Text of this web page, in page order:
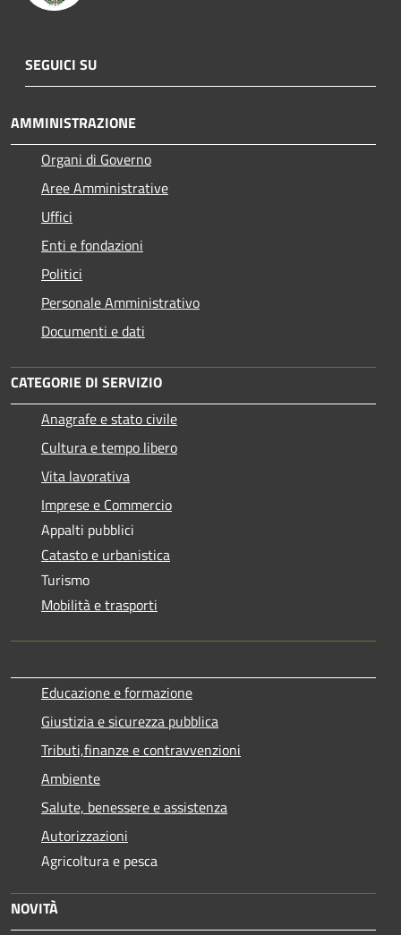
SEGUICI SU
AMMINISTRAZIONE
Organi di Governo
Aree Amministrative
Uffici
Enti e fondazioni
Politici
Personale Amministrativo
Documenti e dati
CATEGORIE DI SERVIZIO
Anagrafe e stato civile
Cultura e tempo libero
Vita lavorativa
Imprese e Commercio
Appalti pubblici
Catasto e urbanistica
Turismo
Mobilità e trasporti
Educazione e formazione
Giustizia e sicurezza pubblica
Tributi,finanze e contravvenzioni
Ambiente
Salute, benessere e assistenza
Autorizzazioni
Agricoltura e pesca
NOVITÀ